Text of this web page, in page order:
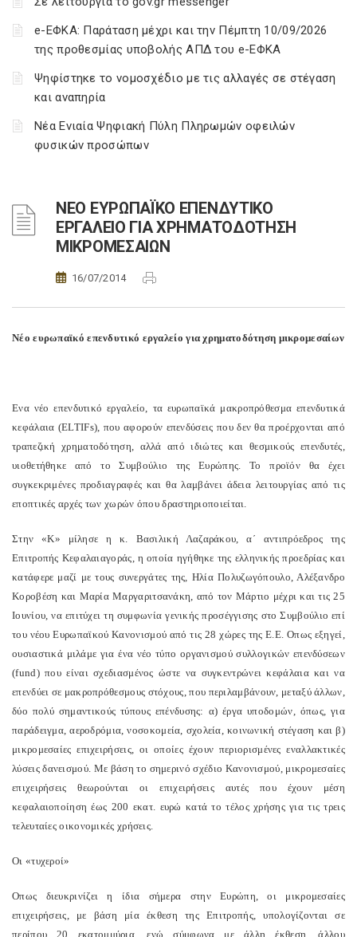
e-ΕΦΚΑ: Παράταση μέχρι και την Πέμπτη 10/09/2026
της προθεσμίας υποβολής ΑΠΔ του e-ΕΦΚΑ
Ψηφίστηκε το νομοσχέδιο με τις αλλαγές σε στέγαση
και αναπηρία
Νέα Ενιαία Ψηφιακή Πύλη Πληρωμών οφειλών
φυσικών προσώπων
ΝΕΟ ΕΥΡΩΠΑΪΚΟ ΕΠΕΝΔΥΤΙΚΟ
ΕΡΓΑΛΕΙΟ ΓΙΑ ΧΡΗΜΑΤΟΔΟΤΗΣΗ
ΜΙΚΡΟΜΕΣΑΙΩΝ
16/07/2014
Νέο ευρωπαϊκό επενδυτικό εργαλείο για χρηματοδότηση μικρομεσαίων
Ενα νέο επενδυτικό εργαλείο, τα ευρωπαϊκά μακροπρόθεσμα επενδυτικά
κεφάλαια (ELTIFs), που αφορούν επενδύσεις που δεν θα προέρχονται από
τραπεζική χρηματοδότηση, αλλά από ιδιώτες και θεσμικούς επενδυτές,
υιοθετήθηκε από το Συμβούλιο της Ευρώπης. Το προϊόν θα έχει
συγκεκριμένες προδιαγραφές και θα λαμβάνει άδεια λειτουργίας από τις
εποπτικές αρχές των χωρών όπου δραστηριοποιείται.
Στην «Κ» μίλησε η κ. Βασιλική Λαζαράκου, α΄ αντιπρόεδρος της
Επιτροπής Κεφαλαιαγοράς, η οποία ηγήθηκε της ελληνικής προεδρίας και
κατάφερε μαζί με τους συνεργάτες της, Ηλία Πολυζωγόπουλο, Αλέξανδρο
Κοροβέση και Μαρία Μαργαριτσανάκη, από τον Μάρτιο μέχρι και τις 25
Ιουνίου, να επιτύχει τη συμφωνία γενικής προσέγγισης στο Συμβούλιο επί
του νέου Ευρωπαϊκού Κανονισμού από τις 28 χώρες της Ε.Ε. Οπως εξηγεί,
ουσιαστικά μιλάμε για ένα νέο τύπο οργανισμού συλλογικών επενδύσεων
(fund) που είναι σχεδιασμένος ώστε να συγκεντρώνει κεφάλαια και να
επενδύει σε μακροπρόθεσμους στόχους, που περιλαμβάνουν, μεταξύ άλλων,
δύο πολύ σημαντικούς τύπους επένδυσης: α) έργα υποδομών, όπως, για
παράδειγμα, αεροδρόμια, νοσοκομεία, σχολεία, κοινωνική στέγαση και β)
μικρομεσαίες επιχειρήσεις, οι οποίες έχουν περιορισμένες εναλλακτικές
λύσεις δανεισμού. Με βάση το σημερινό σχέδιο Κανονισμού, μικρομεσαίες
επιχειρήσεις θεωρούνται οι επιχειρήσεις αυτές που έχουν μέση
κεφαλαιοποίηση έως 200 εκατ. ευρώ κατά το τέλος χρήσης για τις τρεις
τελευταίες οικονομικές χρήσεις.
Οι «τυχεροί»
Οπως διευκρινίζει η ίδια σήμερα στην Ευρώπη, οι μικρομεσαίες
επιχειρήσεις, με βάση μία έκθεση της Επιτροπής, υπολογίζονται σε
περίπου 20 εκατομμύρια, ενώ σύμφωνα με άλλη έκθεση, άλλου